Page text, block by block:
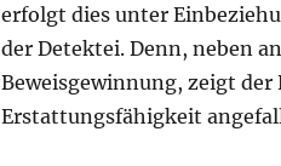
erfolgt dies unter
der Detektei. Denn, neben
Beweisgewinnung, zeigt der
Erstattungsfähigkeit